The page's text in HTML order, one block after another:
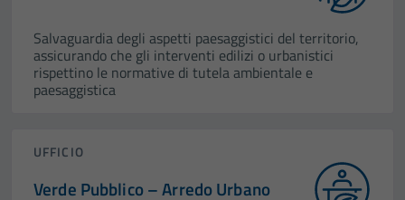
Salvaguardia degli aspetti paesaggistici del territorio,
assicurando che gli interventi edilizi o urbanistici
rispettino le normative di tutela ambientale e
paesaggistica
UFFICIO
Verde Pubblico – Arredo Urbano